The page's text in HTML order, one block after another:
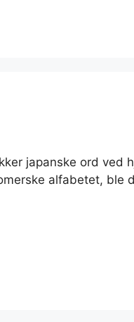
japanske ord ved
alfabetet, ble